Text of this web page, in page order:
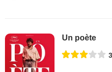
Un poète